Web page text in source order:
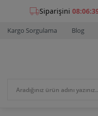
Kargo Sorgulama Blog